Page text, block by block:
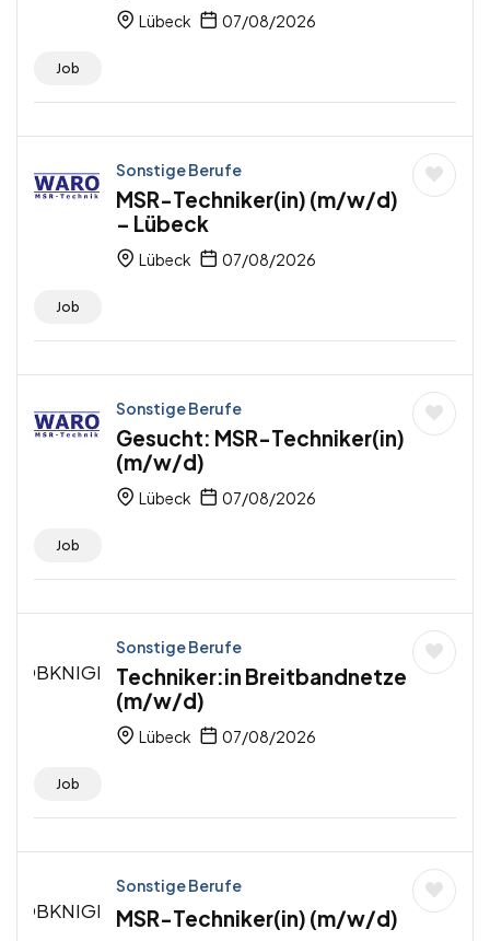
Lübeck 07/08/2026
Job
Sonstige Berufe
MSR-Techniker(in) (m/w/d)
– Lübeck
Lübeck 07/08/2026
Job
Sonstige Berufe
Gesucht: MSR-Techniker(in)
(m/w/d)
Lübeck 07/08/2026
Job
Sonstige Berufe
Techniker:in Breitbandnetze
(m/w/d)
Lübeck 07/08/2026
Job
Sonstige Berufe
MSR-Techniker(in) (m/w/d)